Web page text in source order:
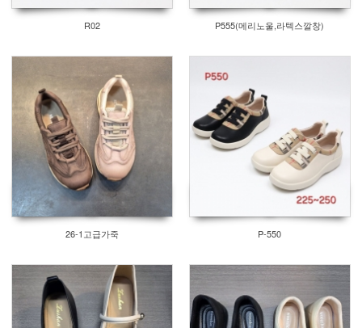
R02 P555(메리노울,라텍스깔창)
26-1고급가죽 P-550